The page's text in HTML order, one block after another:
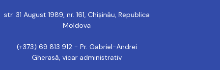
str. 31 August 1989, nr. 161, Chișinău, Republica
Moldova
(+373) 69 813 912 - Pr. Gabriel-Andrei
Gherasă, vicar administrativ